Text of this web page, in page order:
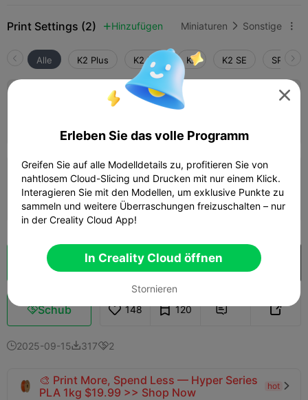
Print Settings (2)  Hinzufügen Miniaturen  Sonstige 
Alle K2 Plus K2 Pro K2 K2 SE SPARKX
0.2mm layer, 2 walls, 15% infill
0.2mm layer, 2 walls, 15% infill
 57m 39s  1 plates  17.43g
Wolkenscheibe In Creality Cloud öffnen
Schub 148 120  
2025-09-153172
🎨 Print More, Spend Less — Hyper Series
PLA 1kg $19.99 >> Shop Now
hot 

Erleben Sie das volle Programm
Greifen Sie auf alle Modelldetails zu, profitieren Sie von
nahtlosem Cloud-Slicing und Drucken mit nur einem Klick.
Interagieren Sie mit den Modellen, um exklusive Punkte zu
sammeln und weitere Überraschungen freizuschalten – nur
in der Creality Cloud App!
In Creality Cloud öffnen
Stornieren